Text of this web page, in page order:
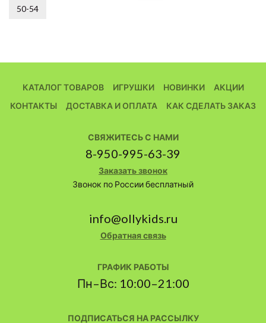
50-54
КАТАЛОГ ТОВАРОВ ИГРУШКИ НОВИНКИ
АКЦИИ
КОНТАКТЫ
ДОСТАВКА И ОПЛАТА КАК СДЕЛАТЬ ЗАКАЗ
ПОДПИСАТЬСЯ НА РАССЫЛКУ
СВЯЖИТЕСЬ С НАМИ
8-950-995-63-39
Заказать звонок
Звонок по России бесплатный
info@ollykids.ru
Обратная связь
ГРАФИК РАБОТЫ
Пн–Вс: 10:00–21:00